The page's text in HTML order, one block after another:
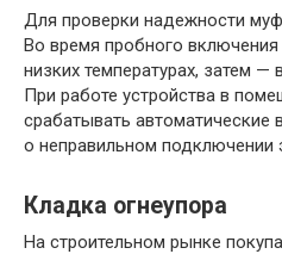
Для проверки надежности
Во время пробного включения
низких температурах, затем
При работе устройства в
срабатывать автоматические
о неправильном подключении
Кладка огнеупора
На строительном рынке